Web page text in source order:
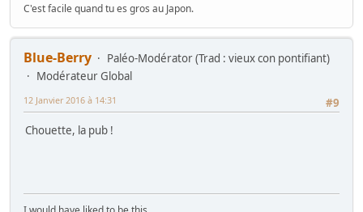
C'est facile quand tu es gros au Japon.
Blue-Berry
Paléo-Modérator (Trad : vieux con pontifiant)
Modérateur Global
#9
12 Janvier 2016 à 14:31
Chouette, la pub !